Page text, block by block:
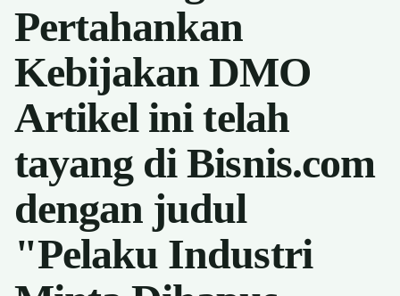
Pertahankan
Kebijakan DMO
Artikel ini telah
tayang di Bisnis.com
dengan judul
"Pelaku Industri